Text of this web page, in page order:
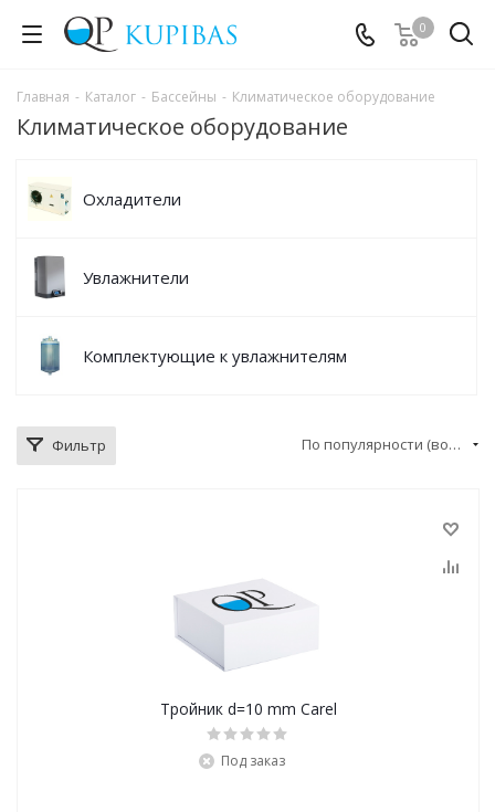
0
Главная - Каталог - Бассейны - Климатическое оборудование
Климатическое оборудование
Охладители
Увлажнители
Комплектующие к увлажнителям
Фильтр По популярности (возрастание)
Тройник d=10 mm Carel
Под заказ